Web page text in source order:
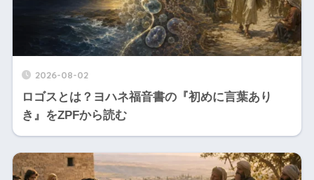
2026-08-02
ロゴスとは？ヨハネ福音書の『初めに言葉あり
き』をZPFから読む